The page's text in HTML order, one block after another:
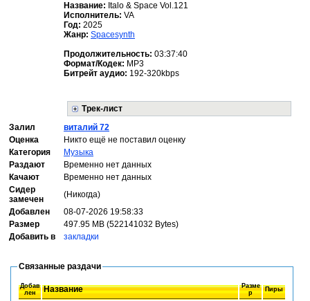
Название: Italo & Space Vol.121
Исполнитель: VA
Год: 2025
Жанр: Spacesynth
Продолжительность: 03:37:40
Формат/Кодек: MP3
Битрейт аудио: 192-320kbps
Трек-лист
Залил
виталий 72
Оценка
Никто ещё не поставил оценку
Категория
Музыка
Раздают
Временно нет данных
Качают
Временно нет данных
Сидер
замечен
(Никогда)
Добавлен
08-07-2026 19:58:33
Размер
497.95 MB (522141032 Bytes)
Добавить в
закладки
Связанные раздачи
Добав
лен
Название
Разме
р
Пиры